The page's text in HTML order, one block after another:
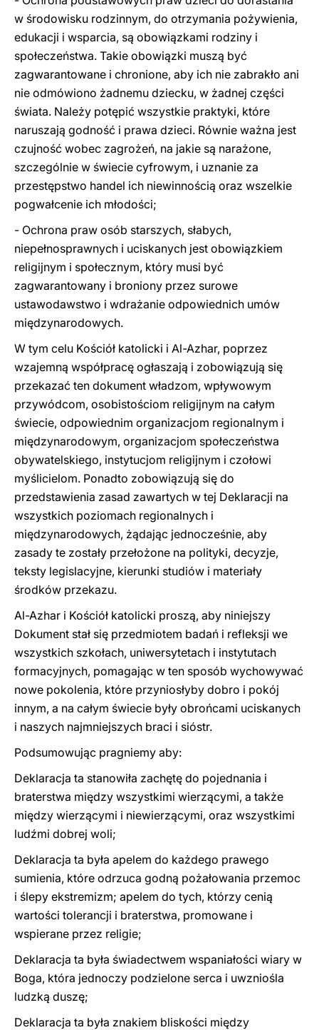
w środowisku rodzinnym, do otrzymania pożywienia,
edukacji i wsparcia, są obowiązkami rodziny i
społeczeństwa. Takie obowiązki muszą być
zagwarantowane i chronione, aby ich nie zabrakło ani
nie odmówiono żadnemu dziecku, w żadnej części
świata. Należy potępić wszystkie praktyki, które
naruszają godność i prawa dzieci. Równie ważna jest
czujność wobec zagrożeń, na jakie są narażone,
szczególnie w świecie cyfrowym, i uznanie za
przestępstwo handel ich niewinnością oraz wszelkie
pogwałcenie ich młodości;
- Ochrona praw osób starszych, słabych,
niepełnosprawnych i uciskanych jest obowiązkiem
religijnym i społecznym, który musi być
zagwarantowany i broniony przez surowe
ustawodawstwo i wdrażanie odpowiednich umów
międzynarodowych.
W tym celu Kościół katolicki i Al-Azhar, poprzez
wzajemną współpracę ogłaszają i zobowiązują się
przekazać ten dokument władzom, wpływowym
przywódcom, osobistościom religijnym na całym
świecie, odpowiednim organizacjom regionalnym i
międzynarodowym, organizacjom społeczeństwa
obywatelskiego, instytucjom religijnym i czołowi
myślicielom. Ponadto zobowiązują się do
przedstawienia zasad zawartych w tej Deklaracji na
wszystkich poziomach regionalnych i
międzynarodowych, żądając jednocześnie, aby
zasady te zostały przełożone na polityki, decyzje,
teksty legislacyjne, kierunki studiów i materiały
środków przekazu.
Al-Azhar i Kościół katolicki proszą, aby niniejszy
Dokument stał się przedmiotem badań i refleksji we
wszystkich szkołach, uniwersytetach i instytutach
formacyjnych, pomagając w ten sposób wychowywać
nowe pokolenia, które przyniosłyby dobro i pokój
innym, a na całym świecie były obrońcami uciskanych
i naszych najmniejszych braci i sióstr.
Podsumowując pragniemy aby:
Deklaracja ta stanowiła zachętę do pojednania i
braterstwa między wszystkimi wierzącymi, a także
między wierzącymi i niewierzącymi, oraz wszystkimi
ludźmi dobrej woli;
Deklaracja ta była apelem do każdego prawego
sumienia, które odrzuca godną pożałowania przemoc
i ślepy ekstremizm; apelem do tych, którzy cenią
wartości tolerancji i braterstwa, promowane i
wspierane przez religie;
Deklaracja ta była świadectwem wspaniałości wiary w
Boga, która jednoczy podzielone serca i uwzniośla
ludzką duszę;
Deklaracja ta była znakiem bliskości między